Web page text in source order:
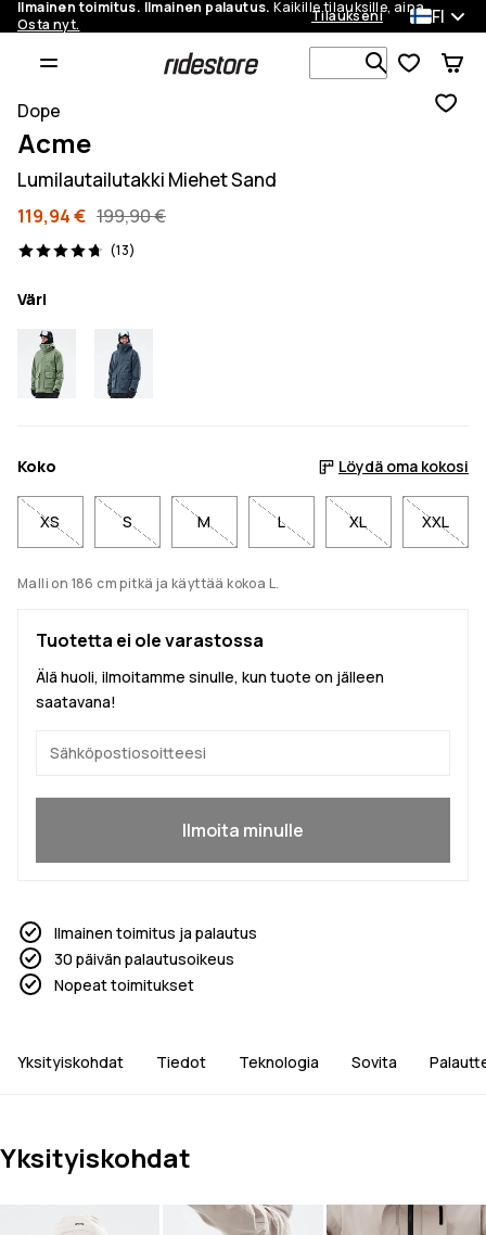
Ilmainen toimitus. Ilmainen palautus. Kaikille tilauksille, aina.
Osta nyt.
Tilaukseni FI
Etsi 1 000+
Dope
Acme
Lumilautailutakki Miehet Sand
119,94 € 199,90 €
(13)
13 arvostelut, 4.7/5
Väri
Koko Löydä oma kokosi
XS S M L XL XXL
Malli on 186 cm pitkä ja käyttää kokoa L.
Tuotetta ei ole varastossa
Älä huoli, ilmoitamme sinulle, kun tuote on jälleen
saatavana!
Ilmoita minulle
Ilmainen toimitus ja palautus
30 päivän palautusoikeus
Nopeat toimitukset
Yksityiskohdat Tiedot Teknologia Sovita
Yksityiskohdat